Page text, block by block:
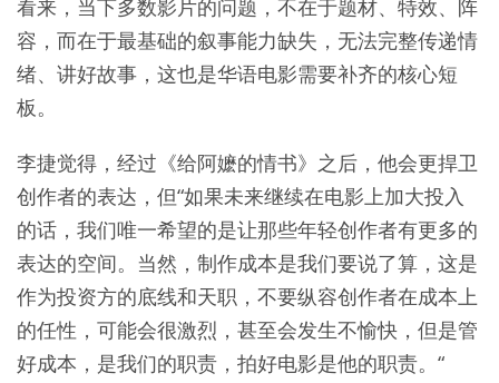
看来，当下多数影片的问题，不在于题材、特效、阵
容，而在于最基础的叙事能力缺失，无法完整传递情
绪、讲好故事，这也是华语电影需要补齐的核心短
板。
李捷觉得，经过《给阿嬷的情书》之后，他会更捍卫
创作者的表达，但“如果未来继续在电影上加大投入
的话，我们唯一希望的是让那些年轻创作者有更多的
表达的空间。当然，制作成本是我们要说了算，这是
作为投资方的底线和天职，不要纵容创作者在成本上
的任性，可能会很激烈，甚至会发生不愉快，但是管
好成本，是我们的职责，拍好电影是他的职责。“